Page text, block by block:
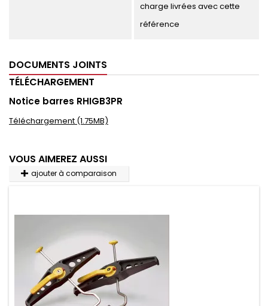
charge livrées avec cette
référence
DOCUMENTS JOINTS
TÉLÉCHARGEMENT
Notice barres RHIGB3PR
Téléchargement (1.75MB)
VOUS AIMEREZ AUSSI
ajouter à comparaison